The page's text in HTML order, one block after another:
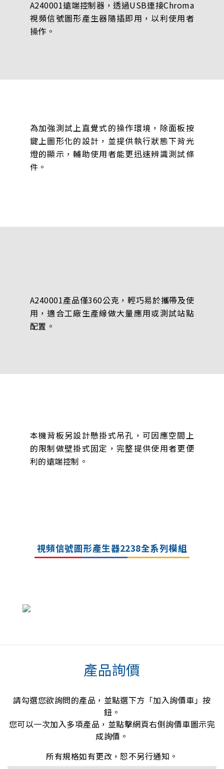
A240001遠端控制器，透過USB連接Chroma
視頻信號圖形產生器隨插即用，以利使用者
操作。
為加強測試上直覺式的操作環境，除面板按
鍵上圖形化的設計，並提供執行狀態下背光
燈的顯示，輔助使用者能更迅速辨識測試條
件。
A240001產品僅360公克，輕巧易於攜帶及使
用，適合工廠生產線做大量應用或測試站點
配置。
本機背板另設計懸掛式吊孔，可因應空間上
的限制做壁掛式固定，完整提供使用者更便
利的遠端控制。
視頻信號圖形產生器2238全系列模組
產品詢價
請勾選您欲詢問的產品，並點選下方「加入詢價車」按
鈕。
您可以一次加入多項產品，並點擊網頁右側詢價車圖示完
成詢價。
所有規格如有更改，恕不另行通知。